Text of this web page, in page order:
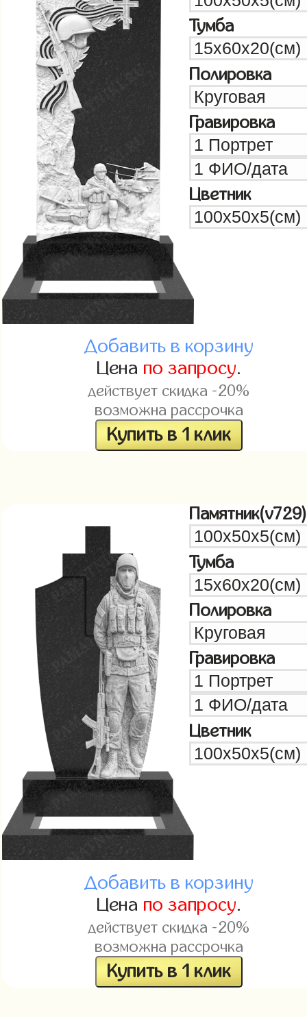
Тумба
Полировка
Гравировка
Цветник
Добавить в корзину
Цена по запросу.
действует скидка -20%
возможна рассрочка
Купить в 1 клик
Памятник(v729)
Тумба
Полировка
Гравировка
Цветник
Добавить в корзину
Цена по запросу.
действует скидка -20%
возможна рассрочка
Купить в 1 клик